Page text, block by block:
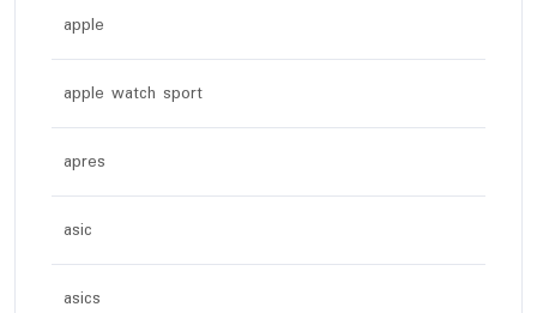
apple
apple watch sport
apres
asic
asics